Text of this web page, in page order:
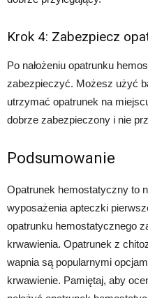
Krok 4: Zabezpiecz
Po nałożeniu opatrunku
zabezpieczyć. Możesz użyć
utrzymać opatrunek na
dobrze zabezpieczony i nie
Podsumowanie
Opatrunek hemostatyczny to
wyposażenia apteczki
opatrunku hemostatycznego
krwawienia. Opatrunek z
wapnia są popularnymi
krwawienie. Pamiętaj, aby